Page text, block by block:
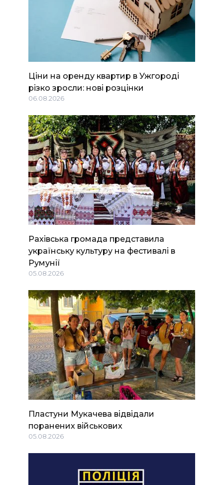
Ціни на оренду квартир в Ужгороді
різко зросли: нові розцінки
06.08.2026
Рахівська громада представила
українську культуру на фестивалі в
Румунії
05.08.2026
Пластуни Мукачева відвідали
поранених військових
05.08.2026